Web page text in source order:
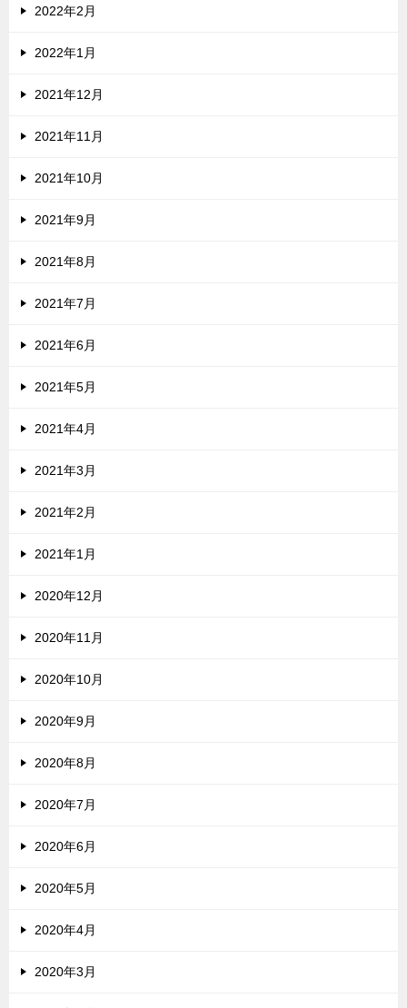
2022年2月
2022年1月
2021年12月
2021年11月
2021年10月
2021年9月
2021年8月
2021年7月
2021年6月
2021年5月
2021年4月
2021年3月
2021年2月
2021年1月
2020年12月
2020年11月
2020年10月
2020年9月
2020年8月
2020年7月
2020年6月
2020年5月
2020年4月
2020年3月